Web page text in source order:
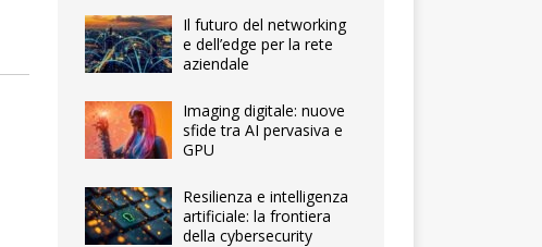
Il futuro del networking
e dell’edge per la rete
aziendale
Imaging digitale: nuove
sfide tra AI pervasiva e
GPU
Resilienza e intelligenza
artificiale: la frontiera
della cybersecurity